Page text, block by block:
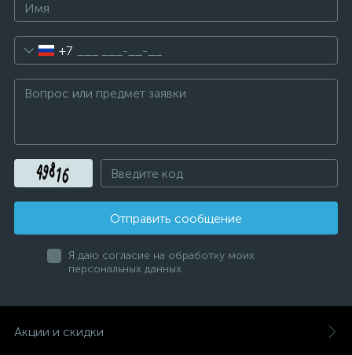
+7
Отправить сообщение
Я даю согласие на обработку моих
персональных данных
Акции и скидки